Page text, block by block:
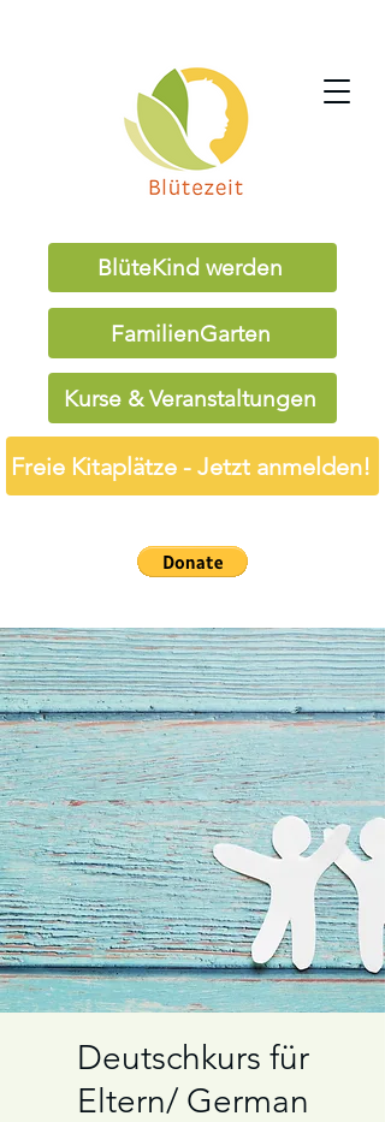
BlüteKind werden
FamilienGarten
Kurse & Veranstaltungen
Freie Kitaplätze - Jetzt anmelden!
Deutschkurs für
Eltern/ German